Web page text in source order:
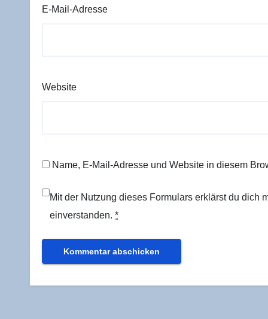
E-Mail-Adresse
Website
Name, E-Mail-Adresse und Website in diesem
Mit der Nutzung dieses Formulars erklärst du dich
einverstanden. *